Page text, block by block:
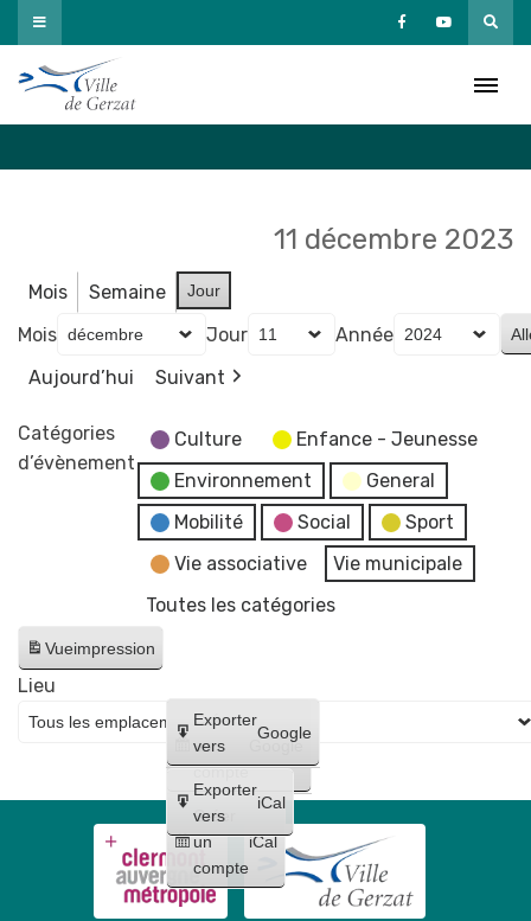
Passer
au
contenu
11 décembre 2023
Mois Semaine Jour
Mois Jour
Année
Aujourd’hui
Suivant
Catégories
d’évènement
Culture
Enfance - Jeunesse
Environnement
General
Mobilité
Social
Sport
Vie associative
Vie municipale
Toutes les catégories
Vueimpression
Créer
un
compte
Google
Créer
un
compte
iCal
Exporter
vers
Google
Exporter
vers
iCal
Lieu